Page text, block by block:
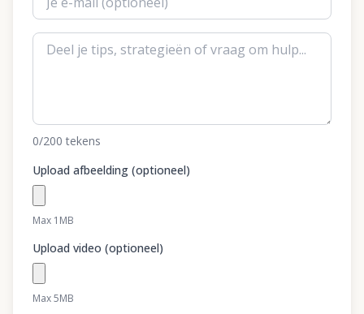
0/200 tekens
Upload afbeelding (optioneel)
Max 1MB
Upload video (optioneel)
Max 5MB